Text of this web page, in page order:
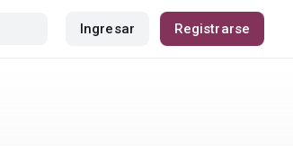
Ingresar Registrarse